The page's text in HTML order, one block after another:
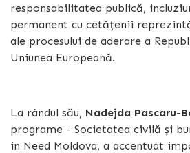
responsabilitatea publică,
permanent cu cetățenii
ale procesului de aderare a
Uniunea Europeană.
La rândul său, Nadejda Pascaru-
programe - Societatea civilă și
in Need Moldova, a accentuat